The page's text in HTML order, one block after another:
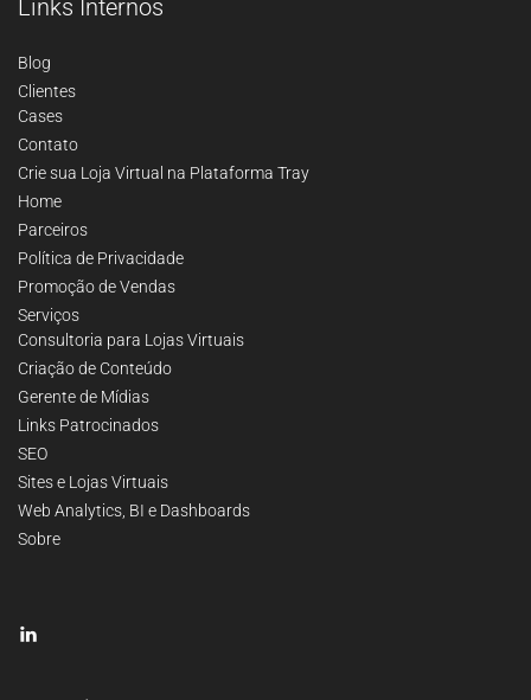
Links Internos
Blog
Clientes
Cases
Contato
Crie sua Loja Virtual na Plataforma Tray
Home
Parceiros
Política de Privacidade
Promoção de Vendas
Serviços
Consultoria para Lojas Virtuais
Criação de Conteúdo
Gerente de Mídias
Links Patrocinados
SEO
Sites e Lojas Virtuais
Web Analytics, BI e Dashboards
Sobre